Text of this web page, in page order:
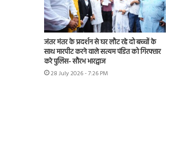
जंतर मंतर के प्रदर्शन से घर लौट रहे दो बच्चों के
साथ मारपीट करने वाले सत्यम पंडित को गिरफ्तार
करे पुलिस- सौरभ भारद्वाज
28 July 2026 - 7:26 PM